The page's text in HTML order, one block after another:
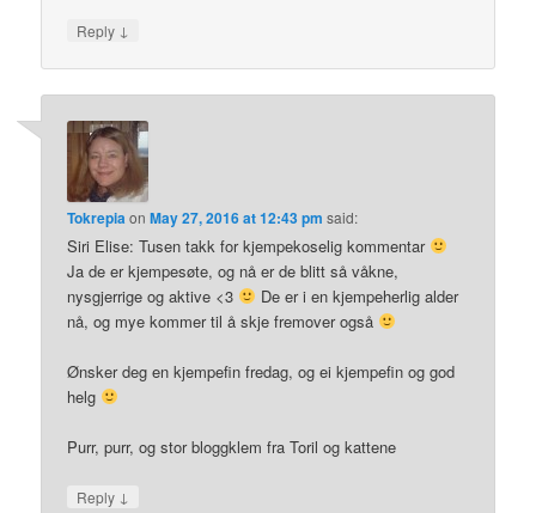
Reply ↓
TokrepiaonMay 27, 2016 at 12:43 pm said:
Siri Elise: Tusen takk for kjempekoselig kommentar
Ja de er kjempesøte, og nå er de blitt så våkne,
nysgjerrige og aktive <3
De er i en kjempeherlig alder
nå, og mye kommer til å skje fremover også
Ønsker deg en kjempefin fredag, og ei kjempefin og god
helg
Purr, purr, og stor bloggklem fra Toril og kattene
Reply ↓